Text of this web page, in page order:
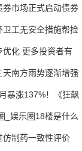
券市场正式启动债券
工无安全措施帮捡
化 更多投资者有
南方雨势逐渐增强
暴涨137%！《狂飙
_娱乐圈18楼是什么
仿制药一致性评价